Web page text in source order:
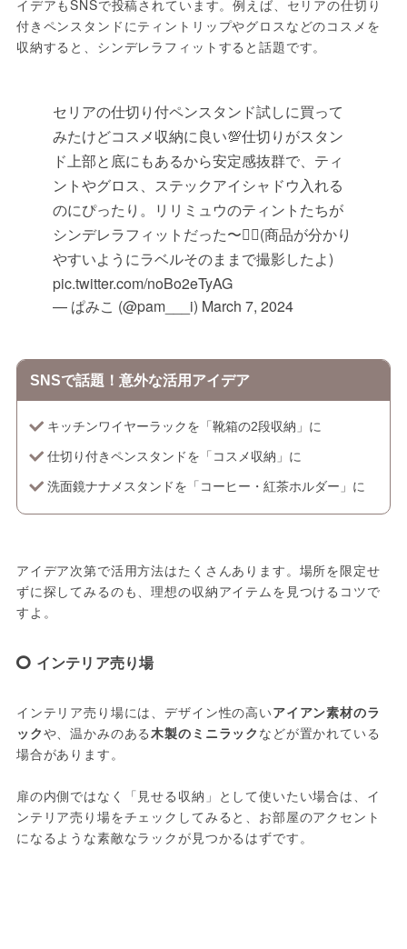
イデアもSNSで投稿されています。例えば、セリアの仕切り
付きペンスタンドにティントリップやグロスなどのコスメを
収納すると、シンデレラフィットすると話題です。
セリアの仕切り付ペンスタンド試しに買って
みたけどコスメ収納に良い💯仕切りがスタン
ド上部と底にもあるから安定感抜群で、ティ
ントやグロス、ステックアイシャドウ入れる
のにぴったり。リリミュウのティントたちが
シンデレラフィットだった〜✊🏻(商品が分かり
やすいようにラベルそのままで撮影したよ)
pic.twitter.com/noBo2eTyAG
— ぱみこ (@pam___i) March 7, 2024
SNSで話題！意外な活用アイデア
キッチンワイヤーラックを「靴箱の2段収納」に
仕切り付きペンスタンドを「コスメ収納」に
洗面鏡ナナメスタンドを「コーヒー・紅茶ホルダー」に
アイデア次第で活用方法はたくさんあります。場所を限定せ
ずに探してみるのも、理想の収納アイテムを見つけるコツで
すよ。
インテリア売り場
インテリア売り場には、デザイン性の高いアイアン素材のラ
ックや、温かみのある木製のミニラック などが置かれている
場合があります。
扉の内側ではなく「見せる収納」として使いたい場合は、イ
ンテリア売り場をチェックしてみると、お部屋のアクセント
になるような素敵なラックが見つかるはずです。